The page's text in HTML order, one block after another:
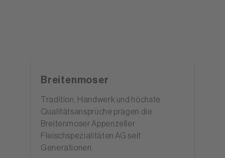
Breitenmoser
Tradition, Handwerk und höchste
Qualitätsansprüche prägen die
Breitenmoser Appenzeller
Fleischspezialitäten AG seit
Generationen.